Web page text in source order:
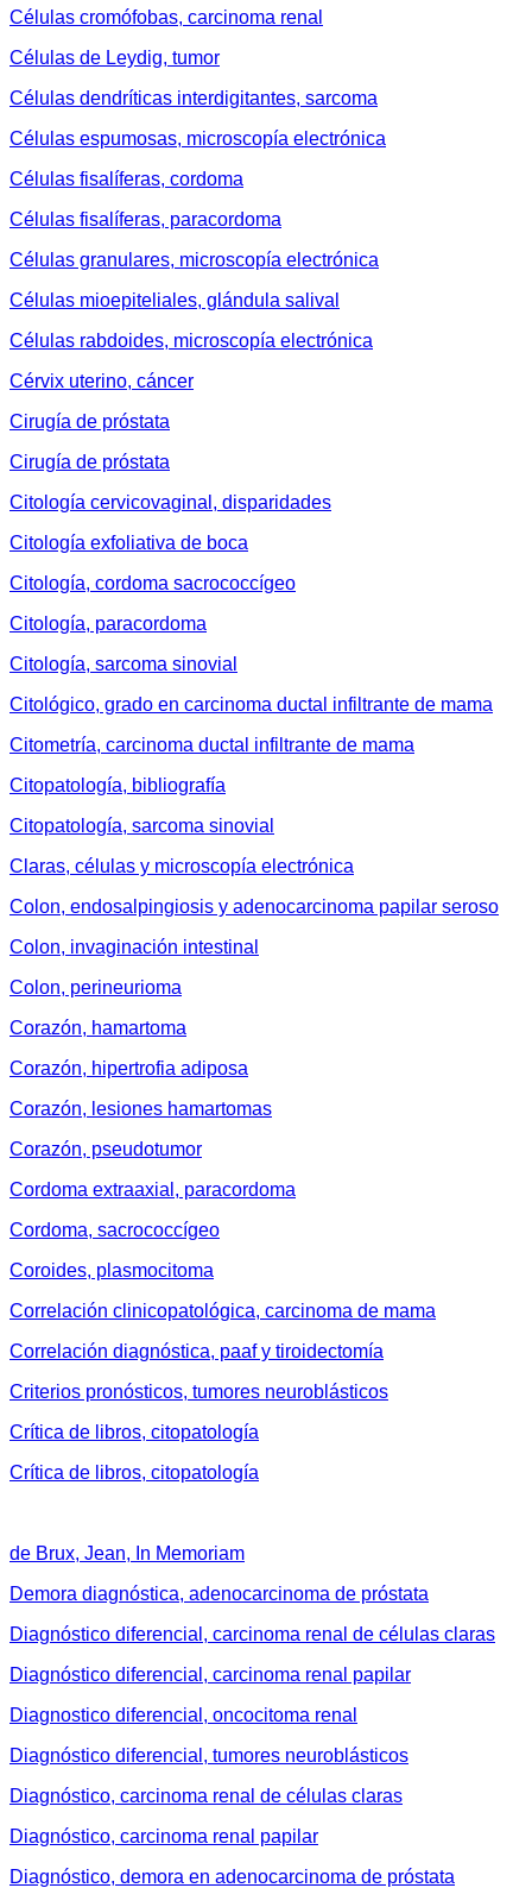
Células cromófobas, carcinoma renal
Células de Leydig, tumor
Células dendríticas interdigitantes, sarcoma
Células espumosas, microscopía electrónica
Células fisalíferas, cordoma
Células fisalíferas, paracordoma
Células granulares, microscopía electrónica
Células mioepiteliales, glándula salival
Células rabdoides, microscopía electrónica
Cérvix uterino, cáncer
Cirugía de próstata
Cirugía de próstata
Citología cervicovaginal, disparidades
Citología exfoliativa de boca
Citología, cordoma sacrococcígeo
Citología, paracordoma
Citología, sarcoma sinovial
Citológico, grado en carcinoma ductal infiltrante de mama
Citometría, carcinoma ductal infiltrante de mama
Citopatología, bibliografía
Citopatología, sarcoma sinovial
Claras, células y microscopía electrónica
Colon, endosalpingiosis y adenocarcinoma papilar seroso
Colon, invaginación intestinal
Colon, perineurioma
Corazón, hamartoma
Corazón, hipertrofia adiposa
Corazón, lesiones hamartomas
Corazón, pseudotumor
Cordoma extraaxial, paracordoma
Cordoma, sacrococcígeo
Coroides, plasmocitoma
Correlación clinicopatológica, carcinoma de mama
Correlación diagnóstica, paaf y tiroidectomía
Criterios pronósticos, tumores neuroblásticos
Crítica de libros, citopatología
Crítica de libros, citopatología
de Brux, Jean, In Memoriam
Demora diagnóstica, adenocarcinoma de próstata
Diagnóstico diferencial, carcinoma renal de células claras
Diagnóstico diferencial, carcinoma renal papilar
Diagnostico diferencial, oncocitoma renal
Diagnóstico diferencial, tumores neuroblásticos
Diagnóstico, carcinoma renal de células claras
Diagnóstico, carcinoma renal papilar
Diagnóstico, demora en adenocarcinoma de próstata